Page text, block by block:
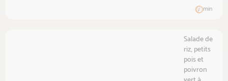
min
Salade de
riz, petits
pois et
poivron